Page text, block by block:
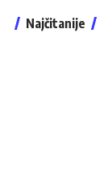
Najčitanije